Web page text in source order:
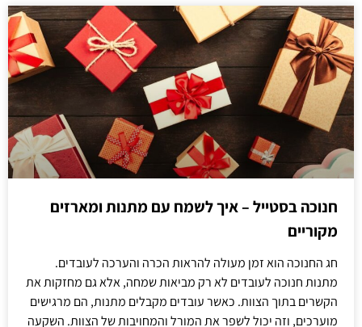
חנוכה בסטייל – איך לשמח עם מתנות ומארזים
מקוריים
חג החנוכה הוא זמן מעולה להראות הכרה והערכה לעובדים.
מתנות חנוכה לעובדים לא רק מביאות שמחה, אלא גם מחזקות את
הקשרים בתוך הצוות. כאשר עובדים מקבלים מתנות, הם מרגישים
מוערכים, וזה יכול לשפר את המורל והמחויבות של הצוות. השקעה